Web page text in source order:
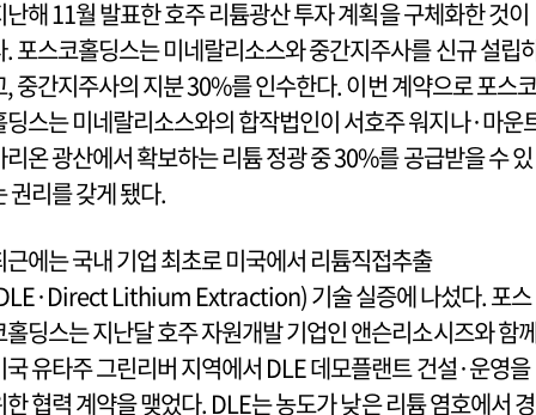
난해 11월 발표한 호주 리튬광산 투자 계획을 구체화한 것이
. 포스코홀딩스는 미네랄리소스와 중간지주사를 신규 설립
, 중간지주사의 지분 30%를 인수한다. 이번 계약으로 포스코
딩스는 미네랄리소스와의 합작법인이 서호주 워지나·마운
리온 광산에서 확보하는 리튬 정광 중 30%를 공급받을 수 있
권리를 갖게 됐다.
근에는 국내 기업 최초로 미국에서 리튬직접추출
Lithium Extraction) 기술 실증에 나섰다. 포스
홀딩스는 지난달 호주 자원개발 기업인 앤슨리소시즈와 함
국 유타주 그린리버 지역에서 DLE 데모플랜트 건설·운영을
한 협력 계약을 맺었다. DLE는 농도가 낮은 리튬 염호에서 경